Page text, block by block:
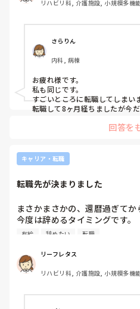
リハビリ科, 介護施設, 小規模多機能
さらりん
内科, 病棟
お疲れ様です。
私も同じです。
すごいところに転職してしまい
転職して8ヶ月経ちましたが今
なんで、この2人にスタッフが
回答を
キャリア・転職
転職先が決まりました
まさかまさかの、還暦過ぎてか
今度は辞めるタイミングです。
有給を出来る限り消化したい
辞める理由は、「次の働き先
😊
有給 辞めたい 転職
リーフレタス
リハビリ科, 介護施設, 小規模多機能